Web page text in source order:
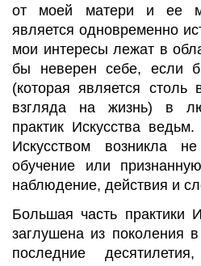
от моей матери и ее
является одновременно
мои интересы лежат в
бы неверен себе, если
(которая является столь
взгляда на жизнь) в
практик Искусства
Искусством возникла
обучение или
наблюдение, действия и
Большая часть практики
заглушена из поколения
последние